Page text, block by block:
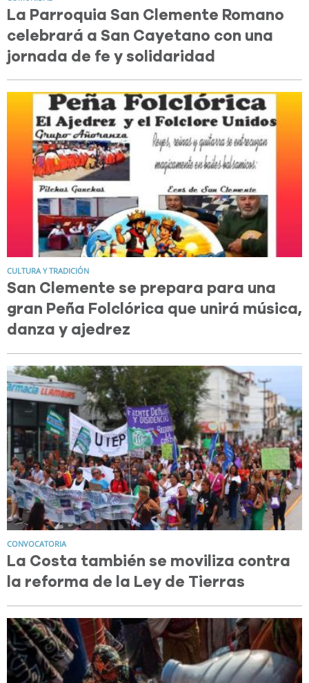
La Parroquia San Clemente Romano
celebrará a San Cayetano con una
jornada de fe y solidaridad
CULTURA Y TRADICIÓN
San Clemente se prepara para una
gran Peña Folclórica que unirá música,
danza y ajedrez
CONVOCATORIA
La Costa también se moviliza contra
la reforma de la Ley de Tierras